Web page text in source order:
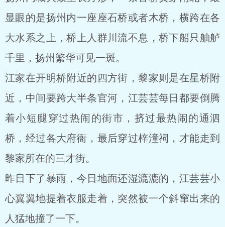
显眼的是扬州内一座座石桥或者木桥，横跨在各
大水系之上，桥上人群川流不息，桥下船只舳舻
千里，扬州繁华可见一斑。
江家在开明桥附近的四方街，黎家则是在星桥附
近，中间要跨大半条官河，江芸芸每日都要倒腾
着小短腿穿过热闹的街市，挤过最热闹的通泗
桥，经过各大府衙，最后穿过梓潼祠，才能走到
黎家所在的三才街。
昨日下了暴雨，今日地面还湿漉漉的，江芸芸小
心翼翼地提着衣服走着，突然被一个斜窜出来的
人猛地撞了一下。